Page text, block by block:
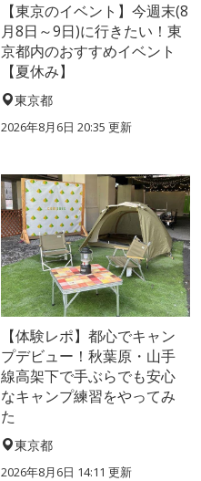
【東京のイベント】今週末(8
月8日～9日)に行きたい！東
京都内のおすすめイベント
【夏休み】
東京都
2026年8月6日 20:35 更新
【体験レポ】都心でキャン
プデビュー！秋葉原・山手
線高架下で手ぶらでも安心
なキャンプ練習をやってみ
た
東京都
2026年8月6日 14:11 更新